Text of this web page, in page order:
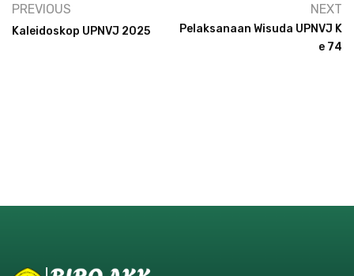
PREVIOUS
Kaleidoskop UPNVJ 2025
NEXT
Pelaksanaan Wisuda UPNVJ K
E 74